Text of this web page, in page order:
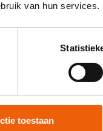
van hun services.
toestaan